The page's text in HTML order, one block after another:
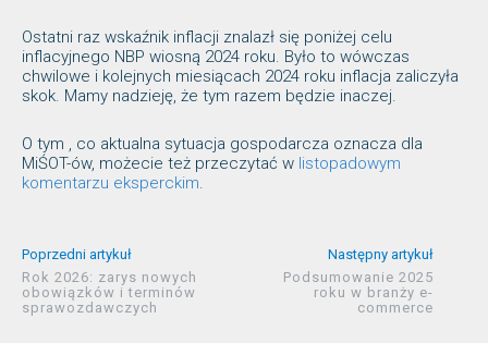
Ostatni raz wskaźnik inflacji znalazł się poniżej celu
inflacyjnego NBP wiosną 2024 roku. Było to wówczas
chwilowe i kolejnych miesiącach 2024 roku inflacja zaliczyła
skok. Mamy nadzieję, że tym razem będzie inaczej.
O tym , co aktualna sytuacja gospodarcza oznacza dla
MiŚOT-ów, możecie też przeczytać w listopadowym
komentarzu eksperckim.
Poprzedni artykuł
Rok 2026: zarys nowych
obowiązków i terminów
sprawozdawczych
Następny artykuł
Podsumowanie 2025
roku w branży e-
commerce